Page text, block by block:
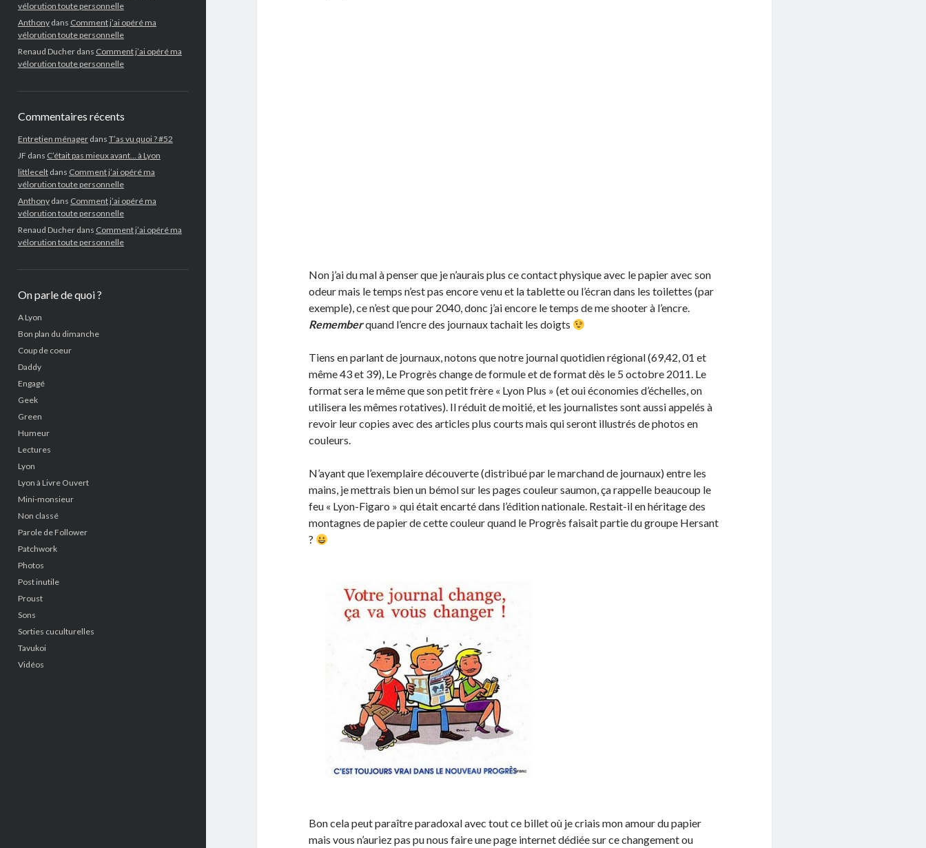
vélorution toute personnelle
Anthonydans Comment j’ai opéré ma
vélorution toute personnelle
Renaud Ducherdans Comment j’ai opéré ma
vélorution toute personnelle
Commentaires récents
Entretien ménagerdans T’as vu quoi ? #52
JF dans C’était pas mieux avant… à Lyon
littleceltdans Comment j’ai opéré ma
vélorution toute personnelle
Anthonydans Comment j’ai opéré ma
vélorution toute personnelle
Renaud Ducherdans Comment j’ai opéré ma
vélorution toute personnelle
On parle de quoi ?
A Lyon
Bon plan du dimanche
Coup de coeur
Daddy
Engagé
Geek
Green
Humeur
Lectures
Lyon
Lyon à Livre Ouvert
Mini-monsieur
Non classé
Parole de Follower
Patchwork
Photos
Post inutile
Proust
Sons
Sorties cuculturelles
Tavukoi
Vidéos
Non j’ai du mal à penser que je n’aurais plus ce contact physique avec le papier avec son
odeur mais le temps n’est pas encore venu et la tablette ou l’écran dans les toilettes (par
exemple), ce n’est que pour 2040, donc j’ai encore le temps de me shooter à l’encre.
Rememberquand l’encre des journaux tachait les doigts
Tiens en parlant de journaux, notons que notre journal quotidien régional (69,42, 01 et
même 43 et 39), Le Progrès change de formule et de format dès le 5 octobre 2011. Le
format sera le même que son petit frère « Lyon Plus » (et oui économies d’échelles, on
utilisera les mêmes rotatives). Il réduit de moitié, et les journalistes sont aussi appelés à
revoir leur copies avec des articles plus courts mais qui seront illustrés de photos en
couleurs.
N’ayant que l’exemplaire découverte (distribué par le marchand de journaux) entre les
mains, je mettrais bien un bémol sur les pages couleur saumon, ça rappelle beaucoup le
feu « Lyon-Figaro » qui était encarté dans l’édition nationale. Restait-il en héritage des
montagnes de papier de cette couleur quand le Progrès faisait partie du groupe Hersant
?
Bon cela peut paraître paradoxal avec tout ce billet où je criais mon amour du papier
mais vous n’auriez pas pu nous faire une page internet dédiée sur ce changement ou